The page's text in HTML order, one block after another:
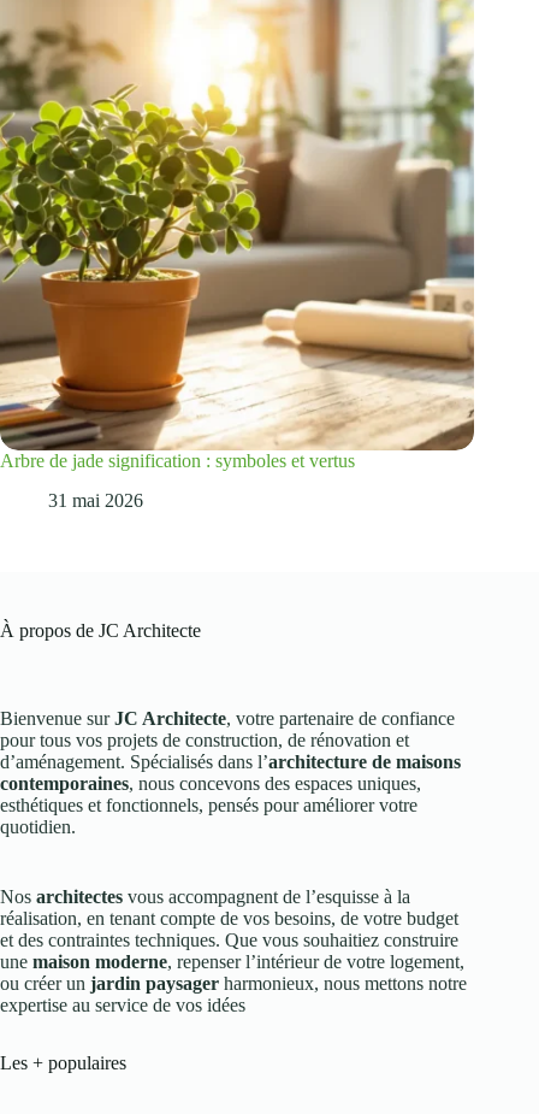
Arbre de jade signification : symboles et vertus
31 mai 2026
À propos de JC Architecte
Bienvenue surJC Architecte, votre partenaire de confiance
pour tous vos projets de construction, de rénovation et
d’aménagement. Spécialisés dans l’architecture de maisons
contemporaines, nous concevons des espaces uniques,
esthétiques et fonctionnels, pensés pour améliorer votre
quotidien.
Nos architectes vous accompagnent de l’esquisse à la
réalisation, en tenant compte de vos besoins, de votre budget
et des contraintes techniques. Que vous souhaitiez construire
une maison moderne, repenser l’intérieur de votre logement,
ou créer un jardin paysager harmonieux, nous mettons notre
expertise au service de vos idées
Les + populaires